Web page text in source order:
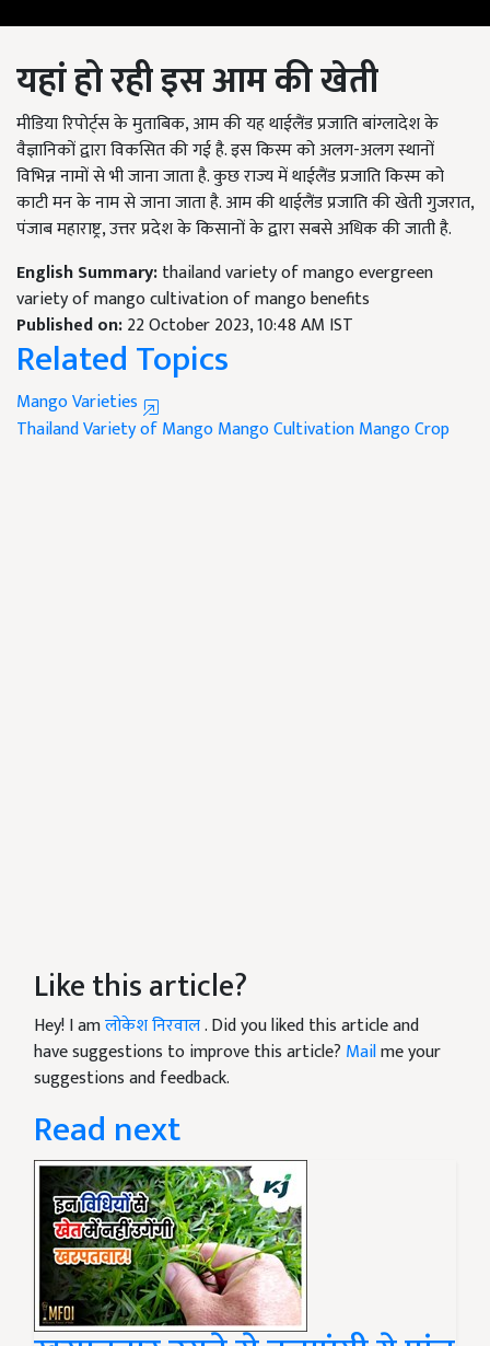
यहां हो रही इस आम की खेती
मीडिया रिपोर्ट्स के मुताबिक, आम की यह थाईलैंड प्रजाति बांग्लादेश के
वैज्ञानिकों द्वारा विकसित की गई है. इस किस्म को अलग-अलग स्थानों
विभिन्न नामों से भी जाना जाता है. कुछ राज्य में थाईलैंड प्रजाति किस्म को
काटी मन के नाम से जाना जाता है. आम की थाईलैंड प्रजाति की खेती गुजरात,
पंजाब महाराष्ट्र, उत्तर प्रदेश के किसानों के द्वारा सबसे अधिक की जाती है.
English Summary:thailand variety of mango evergreen
variety of mango cultivation of mango benefits
Published on:22 October 2023, 10:48 AM IST
Related Topics
Mango Varieties
Thailand Variety of MangoMango CultivationMango Crop
Like this article?
Hey! I amलोकेश निरवाल. Did you liked this article and
have suggestions to improve this article? Mailme your
suggestions and feedback.
Read next